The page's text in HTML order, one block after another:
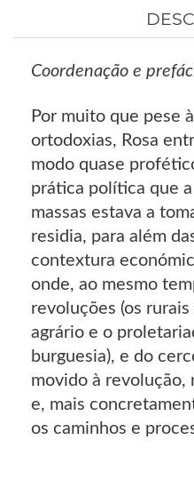
Coordenação e
Por muito que pese
ortodoxias, Rosa
modo quase
prática política que
massas estava a
residia, para além
contextura
onde, ao mesmo
revoluções (os
agrário e o
burguesia), e do
movido à revolução,
e, mais
os caminhos e